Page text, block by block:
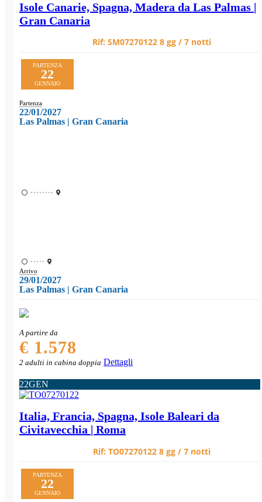
Isole Canarie, Spagna, Madera da Las Palmas |
Gran Canaria
Rif: SM07270122 8 gg / 7 notti
PARTENZA
22
GENNAIO
Partenza
22/01/2027
Las Palmas | Gran Canaria
••••••••
•••••
Arrivo
29/01/2027
Las Palmas | Gran Canaria
A partire da
€ 1.578
2 adulti in cabina doppia Dettagli
22GEN
Italia, Francia, Spagna, Isole Baleari da
Civitavecchia | Roma
Rif: TO07270122 8 gg / 7 notti
PARTENZA
22
GENNAIO